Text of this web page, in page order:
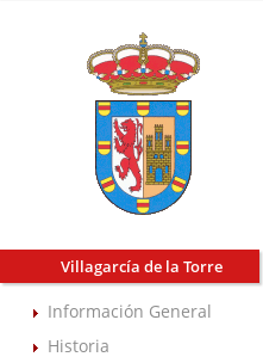
Villagarcía de la Torre
Información General
Historia